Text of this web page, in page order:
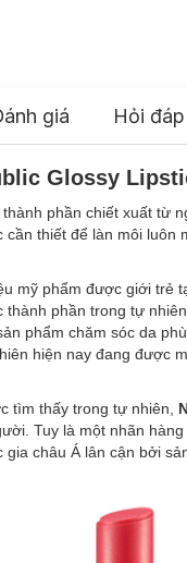
giá Hỏi đáp
Glossy
phần chiết xuất từ
thiết để làn môi
mỹ phẩm được giới trẻ
phần trong tự
phẩm chăm sóc da
hiện nay đang được
tìm thấy trong tự nhiên,
Tuy là một nhãn
châu Á lân cận bởi